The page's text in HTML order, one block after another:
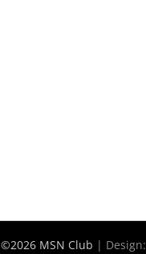
©2026 MSN Club | Design: